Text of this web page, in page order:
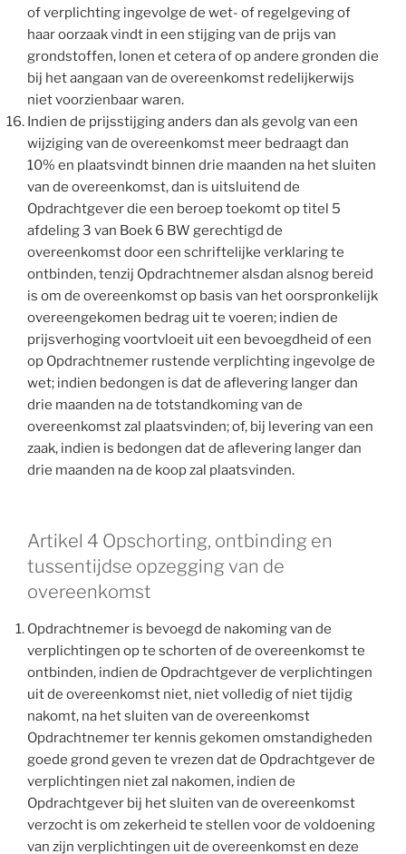
of verplichting ingevolge de wet- of regelgeving of
haar oorzaak vindt in een stijging van de prijs van
grondstoffen, lonen et cetera of op andere gronden die
bij het aangaan van de overeenkomst redelijkerwijs
niet voorzienbaar waren.
Indien de prijsstijging anders dan als gevolg van een
wijziging van de overeenkomst meer bedraagt dan
10% en plaatsvindt binnen drie maanden na het sluiten
van de overeenkomst, dan is uitsluitend de
Opdrachtgever die een beroep toekomt op titel 5
afdeling 3 van Boek 6 BW gerechtigd de
overeenkomst door een schriftelijke verklaring te
ontbinden, tenzij Opdrachtnemer alsdan alsnog bereid
is om de overeenkomst op basis van het oorspronkelijk
overeengekomen bedrag uit te voeren; indien de
prijsverhoging voortvloeit uit een bevoegdheid of een
op Opdrachtnemer rustende verplichting ingevolge de
wet; indien bedongen is dat de aflevering langer dan
drie maanden na de totstandkoming van de
overeenkomst zal plaatsvinden; of, bij levering van een
zaak, indien is bedongen dat de aflevering langer dan
drie maanden na de koop zal plaatsvinden.
Artikel 4 Opschorting, ontbinding en
tussentijdse opzegging van de
overeenkomst
Opdrachtnemer is bevoegd de nakoming van de
verplichtingen op te schorten of de overeenkomst te
ontbinden, indien de Opdrachtgever de verplichtingen
uit de overeenkomst niet, niet volledig of niet tijdig
nakomt, na het sluiten van de overeenkomst
Opdrachtnemer ter kennis gekomen omstandigheden
goede grond geven te vrezen dat de Opdrachtgever de
verplichtingen niet zal nakomen, indien de
Opdrachtgever bij het sluiten van de overeenkomst
verzocht is om zekerheid te stellen voor de voldoening
van zijn verplichtingen uit de overeenkomst en deze